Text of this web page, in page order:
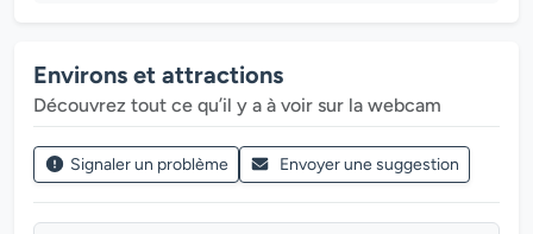
Environs et attractions
Découvrez tout ce qu’il y a à voir sur la webcam
Signaler un problème Envoyer une suggestion